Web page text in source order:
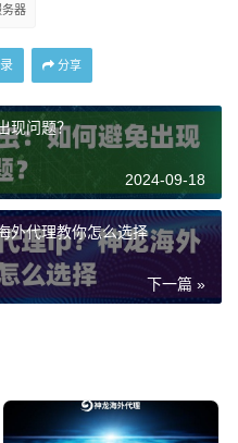
承担着连接和分配网络
由器设置成IP代理服务
共享这一便利，真是一
个智能设备都能在保护
就是网络世界的“万金
实每一步都不难，就像
器
分享
现问题？
2024-09-18
外代理教你怎么选择
下一篇 »